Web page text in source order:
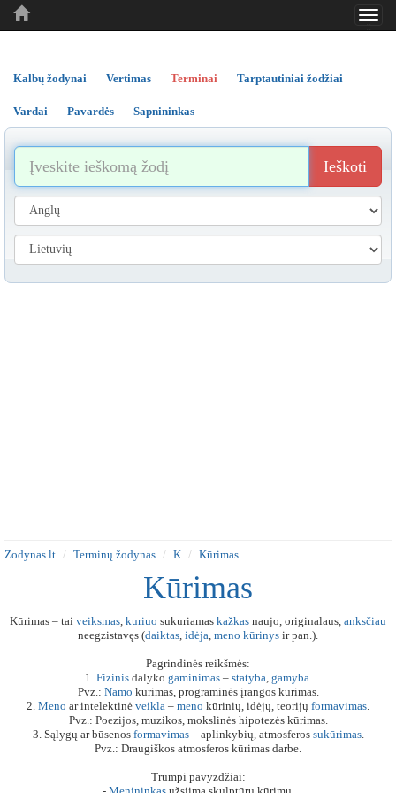
..
..
Kalbų žodynai Vertimas Terminai Tarptautiniai žodžiai
Vardai Pavardės Sapnininkas
Ieškoti
Zodynas.lt Terminų žodynas K Kūrimas
Kūrimas
Kūrimas – tai veiksmas, kuriuo sukuriamas kažkas naujo, originalaus, anksčiau
neegzistavęs (daiktas, idėja, meno kūrinys ir pan.).
Pagrindinės reikšmės:
1. Fizinisdalyko gaminimas– statyba, gamyba.
Pvz.: Namo kūrimas, programinės įrangos kūrimas.
2. Meno ar intelektinė veikla – meno kūrinių, idėjų, teorijų formavimas.
Pvz.: Poezijos, muzikos, mokslinės hipotezės kūrimas.
3. Sąlygų ar būsenos formavimas– aplinkybių, atmosferos sukūrimas.
Pvz.: Draugiškos atmosferos kūrimas darbe.
Trumpi pavyzdžiai: